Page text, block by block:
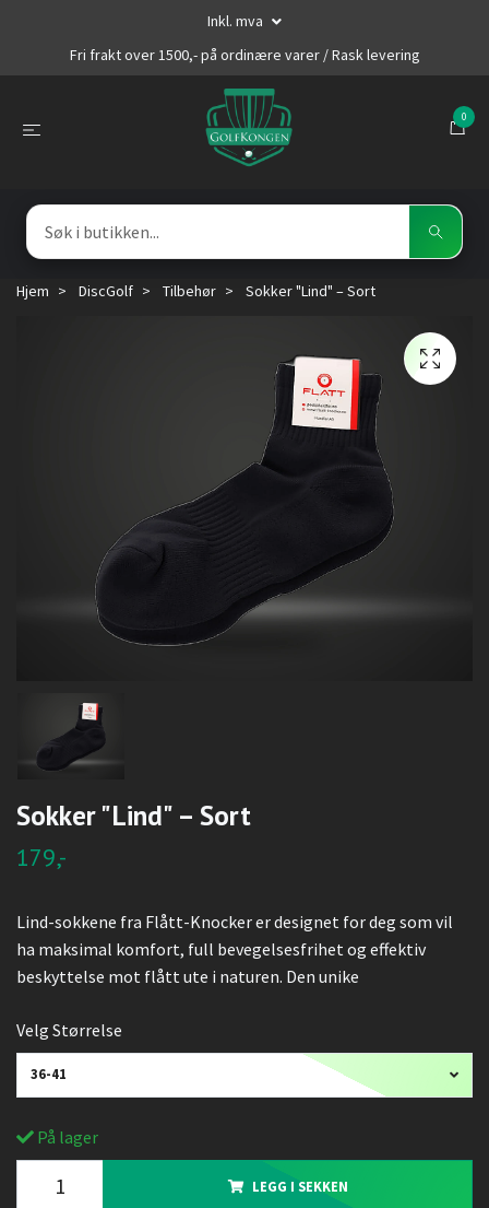
Inkl. mva
Fri frakt over 1500,- på ordinære varer / Rask levering
0
Hjem DiscGolf Tilbehør Sokker "Lind" – Sort
Sokker "Lind" – Sort
179,-
Lind-sokkene fra Flått-Knocker er designet for deg som vil
ha maksimal komfort, full bevegelsesfrihet og effektiv
beskyttelse mot flått ute i naturen. Den unike
Velg Størrelse
36-41
På lager
LEGG I SEKKEN